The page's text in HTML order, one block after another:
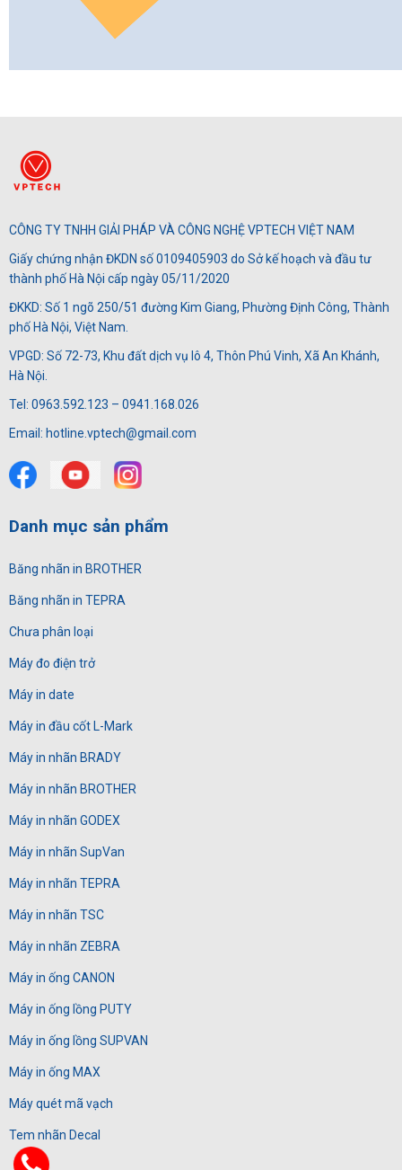
CÔNG TY TNHH GIẢI PHÁP VÀ CÔNG NGHỆ VPTECH VIỆT NAM
Giấy chứng nhận ĐKDN số 0109405903 do Sở kế hoạch và đầu tư
thành phố Hà Nội cấp ngày 05/11/2020
ĐKKD: Số 1 ngõ 250/51 đường Kim Giang, Phường Định Công, Thành
phố Hà Nội, Việt Nam.
VPGD: Số 72-73, Khu đất dịch vụ lô 4, Thôn Phú Vinh, Xã An Khánh,
Hà Nội.
Tel: 0963.592.123 – 0941.168.026
Email: hotline.vptech@gmail.com
Danh mục sản phẩm
Băng nhãn in BROTHER
Băng nhãn in TEPRA
Chưa phân loại
Máy đo điện trở
Máy in date
Máy in đầu cốt L-Mark
Máy in nhãn BRADY
Máy in nhãn BROTHER
Máy in nhãn GODEX
Máy in nhãn SupVan
Máy in nhãn TEPRA
Máy in nhãn TSC
Máy in nhãn ZEBRA
Máy in ống CANON
Máy in ống lồng PUTY
Máy in ống lồng SUPVAN
Máy in ống MAX
Máy quét mã vạch
Tem nhãn Decal